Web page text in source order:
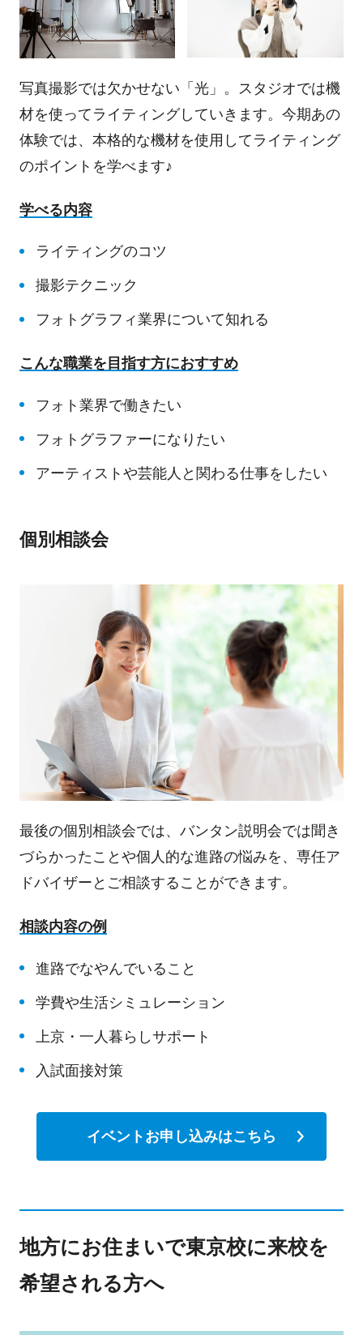
写真撮影では欠かせない「光」。スタジオでは機
材を使ってライティングしていきます。今期あの
体験では、本格的な機材を使用してライティング
のポイントを学べます♪
学べる内容
ライティングのコツ
撮影テクニック
フォトグラフィ業界について知れる
こんな職業を目指す方におすすめ
フォト業界で働きたい
フォトグラファーになりたい
アーティストや芸能人と関わる仕事をしたい
個別相談会
最後の個別相談会では、バンタン説明会では聞き
づらかったことや個人的な進路の悩みを、専任ア
ドバイザーとご相談することができます。
相談内容の例
進路でなやんでいること
学費や生活シミュレーション
上京・一人暮らしサポート
入試面接対策
イベントお申し込みはこちら
地方にお住まいで東京校に来校を
希望される方へ